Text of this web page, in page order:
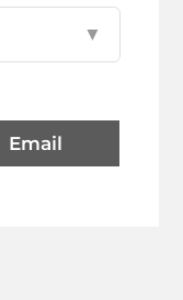
▼
Email